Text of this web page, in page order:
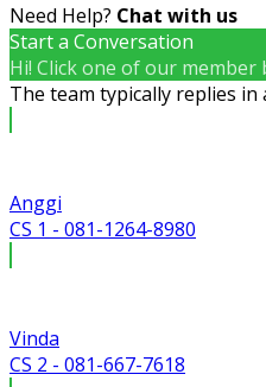
Need Help? Chat with us
Start a Conversation
Hi! Click one of our member
The team typically replies in
Anggi
CS 1 - 081-1264-8980
Vinda
CS 2 - 081-667-7618